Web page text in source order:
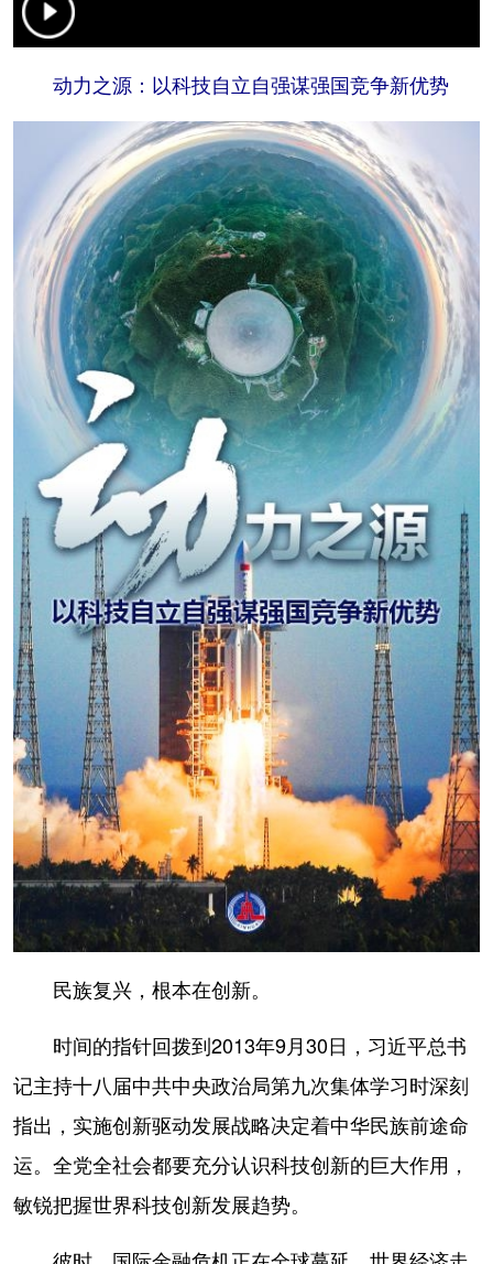
动力之源：以科技自立自强谋强国竞争新优势
民族复兴，根本在创新。
时间的指针回拨到2013年9月30日，习近平总书
记主持十八届中共中央政治局第九次集体学习时深刻
指出，实施创新驱动发展战略决定着中华民族前途命
运。全党全社会都要充分认识科技创新的巨大作用，
敏锐把握世界科技创新发展趋势。